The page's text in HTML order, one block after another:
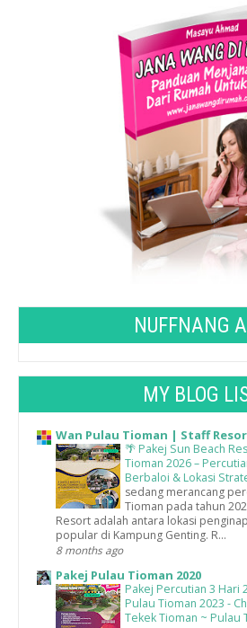
NUFFNANG
MY BLOG
Wan Pulau Tioman | Staff
🌴 Pakej Sun Beach
Tioman 2026 –
Berbaloi & Lokasi
sedang merancang
Tioman pada tahun
Resort adalah antara lokasi
popular di Kampung Genting. R...
8 months ago
Pakej Pulau Tioman 2020
Pakej Percutian 3 Hari
Pulau Tioman 2023 -
Tekek Tioman ~ Pulau